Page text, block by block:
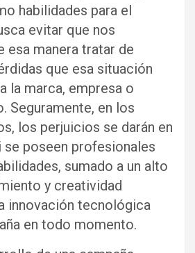
habilidades para el
evitar que nos
esa manera tratar de
que esa situación
la marca, empresa o
Seguramente, en los
los perjuicios se darán en
se poseen profesionales
sumado a un alto
y creatividad
innovación tecnológica
en todo momento.